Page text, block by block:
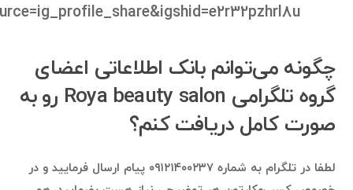
چگونه می‌توانم بانک اطلاعاتی اعضای
گروه تلگرامی Roya beauty salon رو به
صورت کامل دریافت کنم؟
لطفا در تلگرام به شماره ۰۹۱۲۱۴۰۰۲۳۷ پیام ارسال فرمایید و در